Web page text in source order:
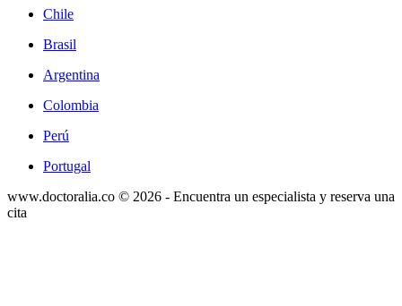
Chile
Brasil
Argentina
Colombia
Perú
Portugal
www.doctoralia.co © 2026 - Encuentra un especialista y reserva una
cita